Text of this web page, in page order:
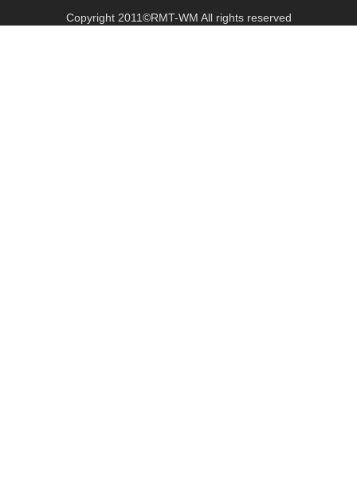
Copyright 2011©RMT-WM All rights reserved